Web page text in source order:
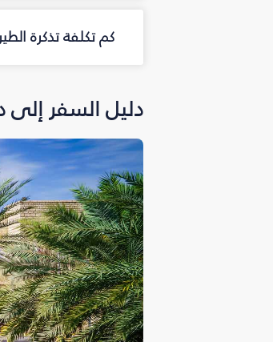
كم تكلفة تذكرة
دليل السفر